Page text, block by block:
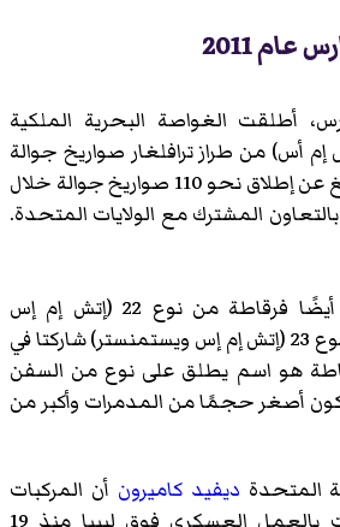
يوم 19 مارس، أطلقت الغواصة البحرية الملكية
إم أس) من طراز ترافلغار صواريخ جوالة
من نوع توماهوك. إذ أُبلغ عن إطلاق نحو 110 صواريخ جوالة خلال
المشترك مع الولايات المتحدة.
وكان للبحرية الملكية أيضًا فرقاطة من نوع 22 (إتش إم إس
كمبرلاند) وفرقاطة من نوع 23 (إتش إم إس ويستمنستر) شاركتا في
هو اسم يطلق على نوع من السفن
أصغر حجمًا من المدمرات وأكبر من
المتحدة ديفيد كاميرون أن المركبات